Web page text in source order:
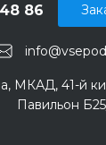
86
МКАД, 41-й
Павильон